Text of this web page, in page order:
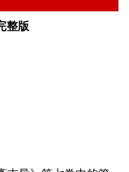
整版